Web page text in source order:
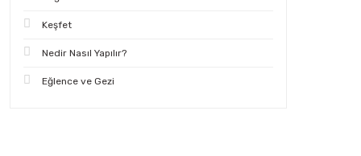
Keşfet
Nedir Nasıl Yapılır?
Eğlence ve Gezi